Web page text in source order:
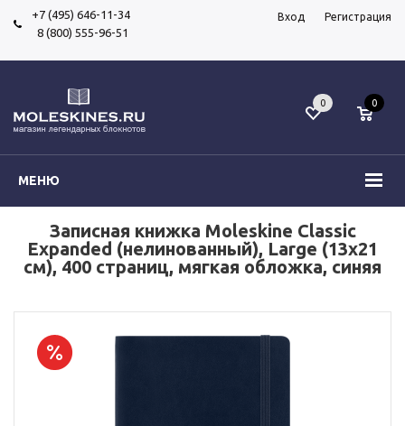
+7 (495) 646-11-34
8 (800) 555-96-51
Вход Регистрация
МЕНЮ
0 0
Записная книжка Moleskine Classic
Expanded (нелинованный), Large (13х21
см), 400 страниц, мягкая обложка, синяя